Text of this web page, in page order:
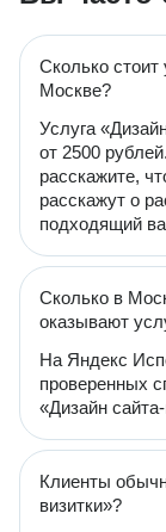
Сколько стоит
Москве?
Услуга
от 2500
расскажите,
расскажут о
подходящий
Сколько в
оказывают
На Яндекс
проверенных
«Дизайн
Клиенты
визитки»?